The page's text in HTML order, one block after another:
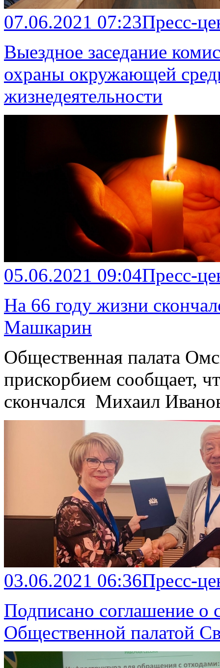
07.06.2021 07:23Пресс-
Выездное заседание
охраны окружающей
жизнедеятельности
05.06.2021 09:04Пресс-
На 66 году жизни
Машкарин
Общественная палата
прискорбием сообщает,
скончался Михаил
03.06.2021 06:36Пресс-
Подписано соглашение о
Общественной палатой